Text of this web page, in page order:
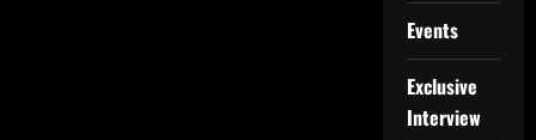
Events
Exclusive
Interview